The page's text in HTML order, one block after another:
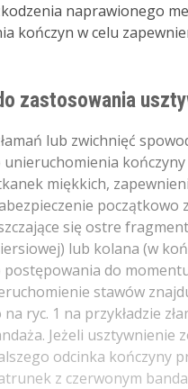
naprawionego
kończyn w celu
zastosowania
lub zwichnięć
unieruchomienia
miękkich,
początkowo
się ostre
lub kolana (w
postępowania do
stawów
ryc. 1 na przykładzie
Jeżeli usztywnienie
odcinka kończyny
z czerwonym